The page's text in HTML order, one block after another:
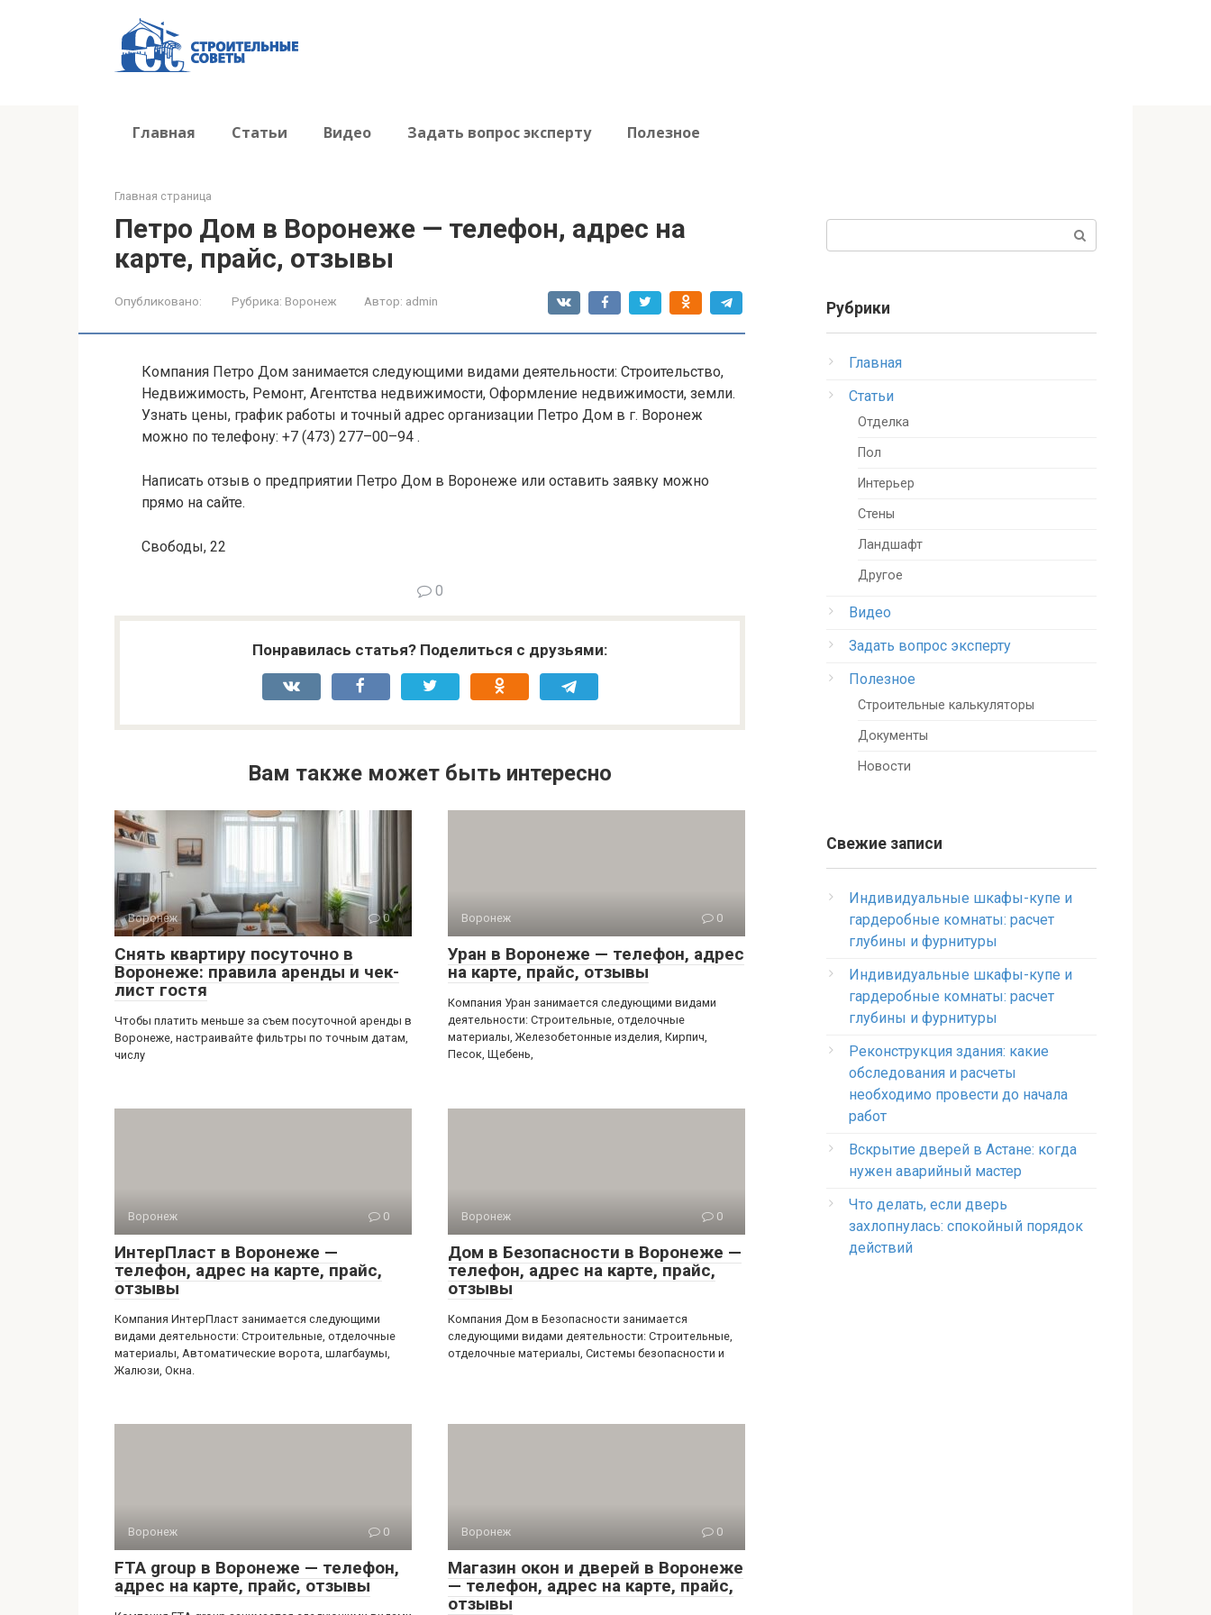
Главная Статьи Видео Задать вопрос эксперту Полезное
Главная страница
Петро Дом в Воронеже — телефон, адрес на
карте, прайс, отзывы
Опубликовано: Рубрика: Воронеж Автор: admin
Компания Петро Дом занимается следующими видами деятельности: Строительство,
Недвижимость, Ремонт, Агентства недвижимости, Оформление недвижимости, земли.
Узнать цены, график работы и точный адрес организации Петро Дом в г. Воронеж
можно по телефону: +7 (473) 277–00–94 .
Написать отзыв о предприятии Петро Дом в Воронеже или оставить заявку можно
прямо на сайте.
Свободы, 22
0
Понравилась статья? Поделиться с друзьями:
Вам также может быть интересно
Воронеж 0
Снять квартиру посуточно в
Воронеже: правила аренды и чек-
лист гостя
Чтобы платить меньше за съем посуточной аренды в
Воронеже, настраивайте фильтры по точным датам,
числу
Воронеж 0
Уран в Воронеже — телефон, адрес
на карте, прайс, отзывы
Компания Уран занимается следующими видами
деятельности: Строительные, отделочные
материалы, Железобетонные изделия, Кирпич,
Песок, Щебень,
Воронеж 0
ИнтерПласт в Воронеже —
телефон, адрес на карте, прайс,
отзывы
Компания ИнтерПласт занимается следующими
видами деятельности: Строительные, отделочные
материалы, Автоматические ворота, шлагбаумы,
Жалюзи, Окна.
Воронеж 0
Дом в Безопасности в Воронеже —
телефон, адрес на карте, прайс,
отзывы
Компания Дом в Безопасности занимается
следующими видами деятельности: Строительные,
отделочные материалы, Системы безопасности и
Воронеж 0
FTA group в Воронеже — телефон,
адрес на карте, прайс, отзывы
Воронеж 0
Магазин окон и дверей в Воронеже
— телефон, адрес на карте, прайс,
отзывы
Рубрики
Главная
Статьи
Отделка
Пол
Интерьер
Стены
Ландшафт
Другое
Видео
Задать вопрос эксперту
Полезное
Строительные калькуляторы
Документы
Новости
Свежие записи
Индивидуальные шкафы-купе и
гардеробные комнаты: расчет
глубины и фурнитуры
Индивидуальные шкафы-купе и
гардеробные комнаты: расчет
глубины и фурнитуры
Реконструкция здания: какие
обследования и расчеты
необходимо провести до начала
работ
Вскрытие дверей в Астане: когда
нужен аварийный мастер
Что делать, если дверь
захлопнулась: спокойный порядок
действий